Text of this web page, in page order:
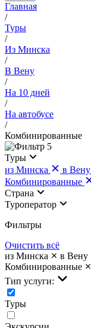
Главная
/
Туры
/
Из Минска
/
В Вену
/
На 10 дней
/
На автобусе
/
Комбинированные
5
Туры
из Минска
в Вену
Комбинированные
Страна
Туроператор
Фильтры
Очистить всё
из Минска
в Вену
Комбинированные
Тип услуги:
Туры